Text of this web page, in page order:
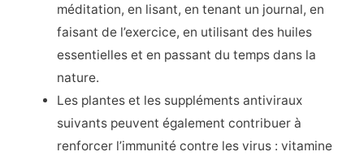
méditation, en lisant, en tenant un journal, en
faisant de l’exercice, en utilisant des huiles
essentielles et en passant du temps dans la
nature.
Les plantes et les suppléments antiviraux
suivants peuvent également contribuer à
renforcer l’immunité contre les virus : vitamine